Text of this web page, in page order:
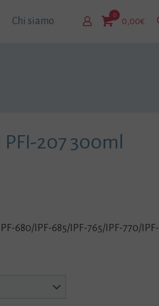
Chi siamo
0
0,00€
207 300ml
680/IPF-685/IPF-765/IPF-770/IPF-